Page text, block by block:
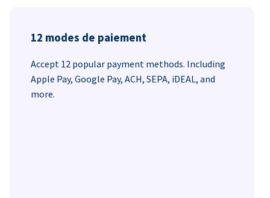
12 modes de paiement
Accept 12 popular payment methods. Including
Apple Pay, Google Pay, ACH, SEPA, iDEAL, and
more.